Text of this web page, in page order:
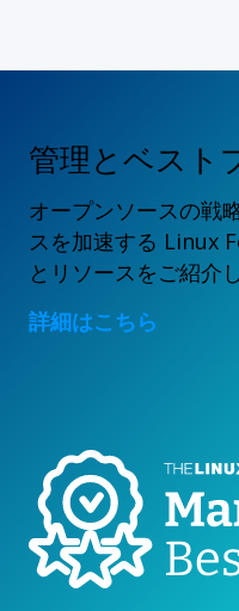
管理とベスト
オープンソースの戦
スを加速する Linux
とリソースをご紹介
詳細はこちら